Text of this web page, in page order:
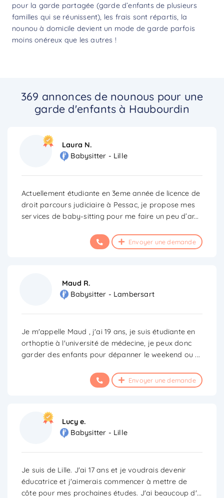
pour la garde partagée (garde d’enfants de plusieurs
familles qui se réunissent), les frais sont répartis, la
nounou à domicile devient un mode de garde parfois
moins onéreux que les autres !
369 annonces de nounous pour une
garde d'enfants à Haubourdin
Laura N.
Babysitter - Lille
Actuellement étudiante en 3eme année de licence de
droit parcours judiciaire à Pessac, je propose mes
services de baby-sitting pour me faire un peu d’ar...
Envoyer une demande
Maud R.
Babysitter - Lambersart
Je m'appelle Maud , j'ai 19 ans, je suis étudiante en
orthoptie à l'université de médecine, je peux donc
garder des enfants pour dépanner le weekend ou...
Envoyer une demande
Lucy e.
Babysitter - Lille
Je suis de Lille. J'ai 17 ans et je voudrais devenir
éducatrice et j'aimerais commencer à mettre de
côte pour mes prochaines études. J'ai beaucoup d'...